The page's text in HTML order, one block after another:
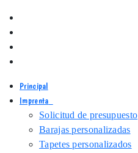
Principal
Imprenta
Solicitud de presupuesto
Barajas personalizadas
Tapetes personalizados